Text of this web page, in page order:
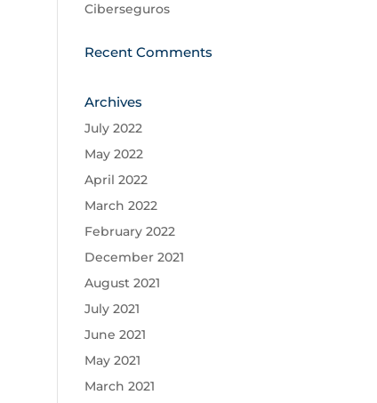
Ciberseguros
Recent Comments
Archives
July 2022
May 2022
April 2022
March 2022
February 2022
December 2021
August 2021
July 2021
June 2021
May 2021
March 2021